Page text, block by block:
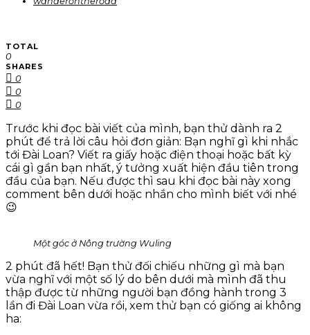
TOTAL
0
SHARES
0
0
0
Trước khi đọc bài viết của mình, bạn thử dành ra 2
phút để trả lời câu hỏi đơn giản: Bạn nghĩ gì khi nhắc
tới Đài Loan? Viết ra giấy hoặc điện thoại hoặc bất kỳ
cái gì gần bạn nhất, ý tưởng xuất hiện đầu tiên trong
đầu của bạn. Nếu được thì sau khi đọc bài này xong
comment bên dưới hoặc nhắn cho mình biết với nhé
😉
Một góc ở Nông trường Wuling
2 phút đã hết! Bạn thử đối chiếu những gì mà bạn
vừa nghĩ với một số lý do bên dưới mà mình đã thu
thập được từ những người bạn đồng hành trong 3
lần đi Đài Loan vừa rồi, xem thử bạn có giống ai không
ha: